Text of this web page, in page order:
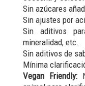
Sin azúcares
Sin ajustes por
Sin aditivos
mineralidad, etc.
Sin aditivos de
Mínima
Vegan Friendly: